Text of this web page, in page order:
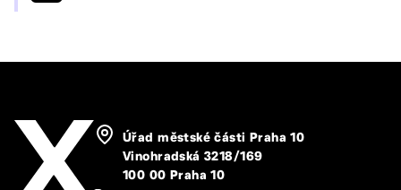
Úřad městské části Praha 10
Vinohradská 3218/169
100 00 Praha 10